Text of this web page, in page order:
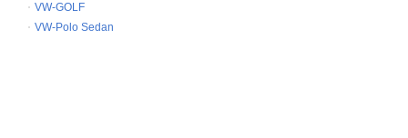
VW-GOLF
VW-Polo Sedan